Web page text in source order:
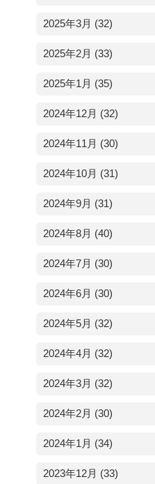
2025年3月 (32)
2025年2月 (33)
2025年1月 (35)
2024年12月 (32)
2024年11月 (30)
2024年10月 (31)
2024年9月 (31)
2024年8月 (40)
2024年7月 (30)
2024年6月 (30)
2024年5月 (32)
2024年4月 (32)
2024年3月 (32)
2024年2月 (30)
2024年1月 (34)
2023年12月 (33)